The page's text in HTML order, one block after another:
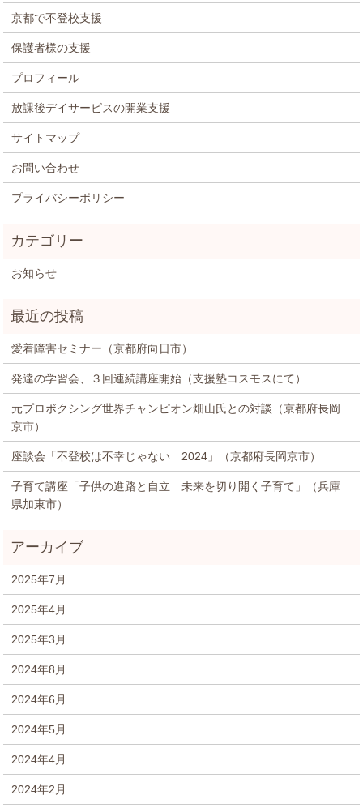
京都で不登校支援
保護者様の支援
プロフィール
放課後デイサービスの開業支援
サイトマップ
お問い合わせ
プライバシーポリシー
お知らせ
愛着障害セミナー（京都府向日市）
発達の学習会、３回連続講座開始（支援塾コスモスにて）
元プロボクシング世界チャンピオン畑山氏との対談（京都府長岡
京市）
座談会「不登校は不幸じゃない 2024」（京都府長岡京市）
子育て講座「子供の進路と自立 未来を切り開く子育て」（兵庫
県加東市）
2025年7月
2025年4月
2025年3月
2024年8月
2024年6月
2024年5月
2024年4月
2024年2月